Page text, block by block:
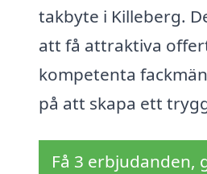
takbyte i Killeberg.
att få attraktiva
kompetenta
på att skapa ett
Få 3 erbjudanden,